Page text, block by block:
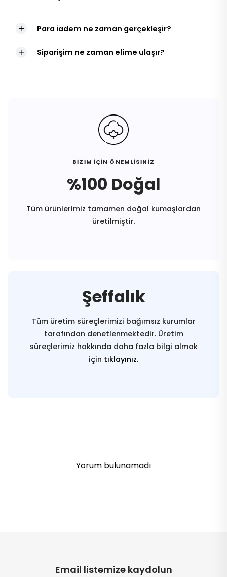
Para iadem ne zaman gerçekleşir?
Siparişim ne zaman elime ulaşır?
BİZİM İÇİN ÖNEMLİSİNİZ
%100 Doğal
Tüm ürünlerimiz tamamen doğal kumaşlardan
üretilmiştir.
Şeffalık
Tüm üretim süreçlerimizi bağımsız kurumlar
tarafından denetlenmektedir. Üretim
süreçlerimiz hakkında daha fazla bilgi almak
için tıklayınız.
Yorum bulunamadı
Email listemize kaydolun